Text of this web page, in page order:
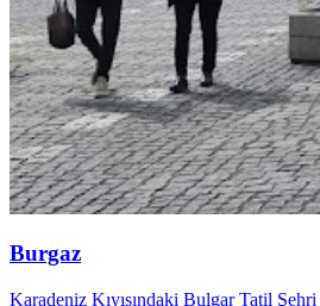
Burgaz
Karadeniz Kıyısındaki Bulgar Tatil Şehri